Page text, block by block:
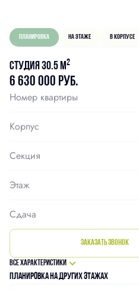
Планировка На этаже В корпусе
Студия 30.5 м2
6 630 000 руб.
Номер квартиры
Корпус
Секция
Этаж
Сдача
Заказать звонок
Все характеристики
Планировка на других этажах